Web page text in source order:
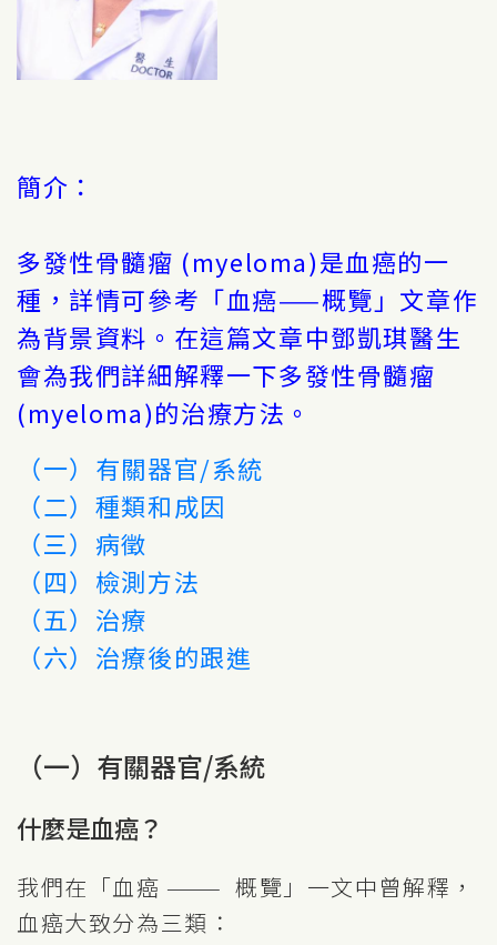
簡介：
多發性骨髓瘤 (myeloma)是血癌的一
種，詳情可參考「血癌——概覽」文章作
為背景資料。在這篇文章中鄧凱琪醫生
會為我們詳細解釋一下多發性骨髓瘤
(myeloma)的治療方法。
（一）有關器官/系統
（二）種類和成因
（三）病徵
（四）檢測方法
（五）治療
（六）治療後的跟進
（一）有關器官/系統
什麼是血癌？
我們在「血癌 ——— 概覽」一文中曾解釋，
血癌大致分為三類：